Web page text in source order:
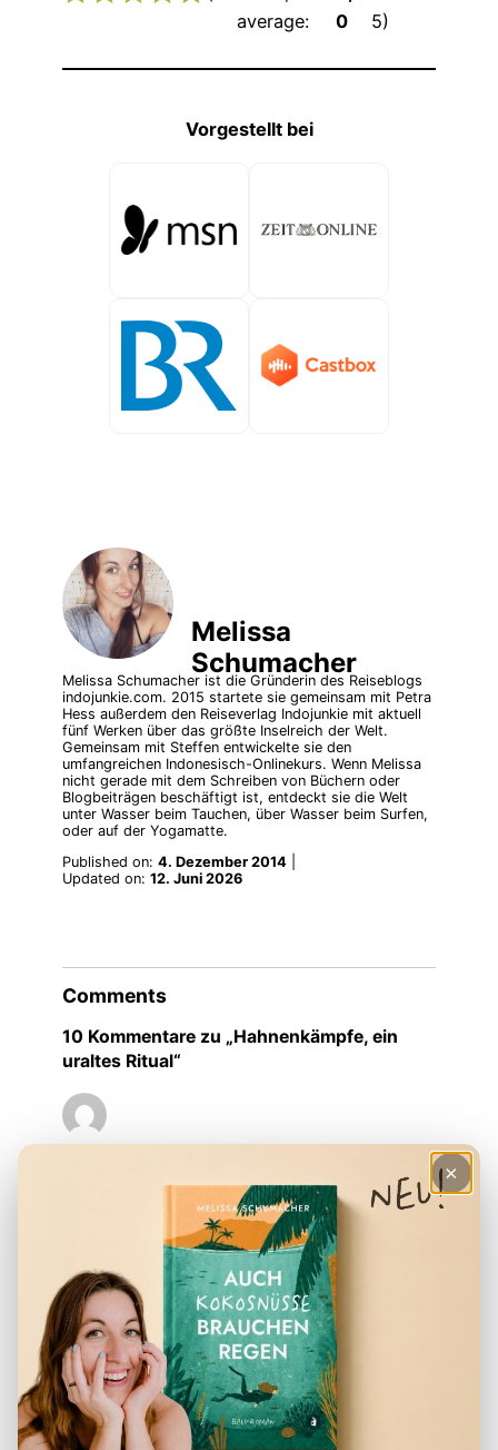
average:
0
5)
Vorgestellt bei
Melissa
Schumacher
Melissa Schumacher ist die Gründerin des Reiseblogs
indojunkie.com. 2015 startete sie gemeinsam mit Petra
Hess außerdem den Reiseverlag Indojunkie mit aktuell
fünf Werken über das größte Inselreich der Welt.
Gemeinsam mit Steffen entwickelte sie den
umfangreichen Indonesisch-Onlinekurs. Wenn Melissa
nicht gerade mit dem Schreiben von Büchern oder
Blogbeiträgen beschäftigt ist, entdeckt sie die Welt
unter Wasser beim Tauchen, über Wasser beim Surfen,
oder auf der Yogamatte.
Published on: 4. Dezember 2014
Updated on: 12. Juni 2026
Comments
10 Kommentare zu „Hahnenkämpfe, ein
uraltes Ritual“
Sabrina
18. Oktober 2016
Der Beitrag ist unmöglich und finde es
widerwärtig, dass ihr quasi dafür Werbung
macht.
Hahnenkämpfe sind absolute Tierquälerei.
Sich hinter dem Argument des „uralten
Rituals“ zu verstecken macht es nicht
besser, im Gegenteil.
Weibliche Beschneidung ist zB auch ein
×